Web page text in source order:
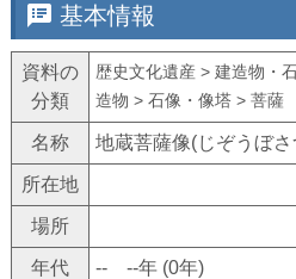
speaker_notes 基本情報
資料の
分類
歴史文化遺産 > 建造物・
造物 > 石像・像塔 > 菩薩
名称 地蔵菩薩像(じぞうぼ
所在地
場所
年代 -- --年 (0年)